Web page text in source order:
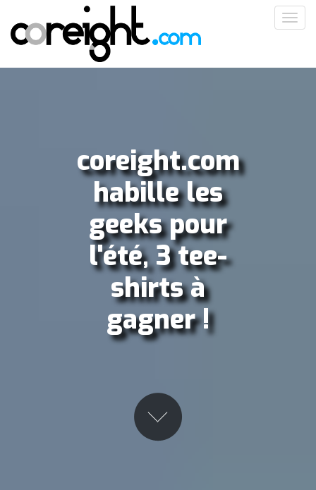
contenu
principal
coreight.com
habille les
geeks pour
l'été, 3 tee-
shirts à
gagner !